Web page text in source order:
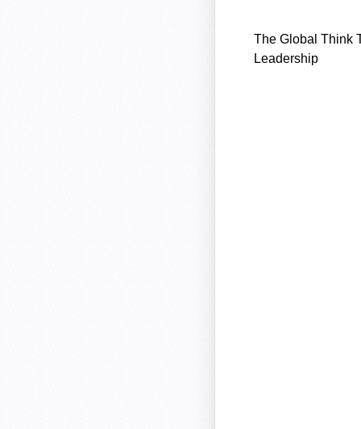
The Global Think
Leadership